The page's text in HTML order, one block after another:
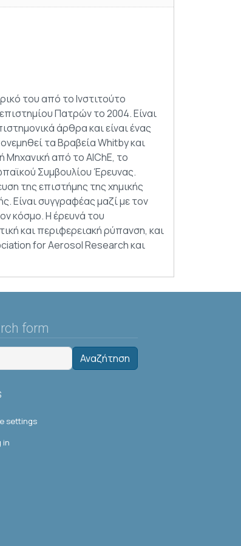
του από το Ινστιτούτο
Πατρών το 2004. Είναι
άρθρα και είναι ένας
τα Βραβεία Whitby και
Μηχανική από το AIChE, το
Συμβουλίου Έρευνας.
της επιστήμης της χημικής
Είναι συγγραφέας μαζί με τον
κόσμο. Η έρευνά του
και περιφερειακή ρύπανση, και
for Aerosol Research και
form
settings
λογαριασμού χρήστη
in